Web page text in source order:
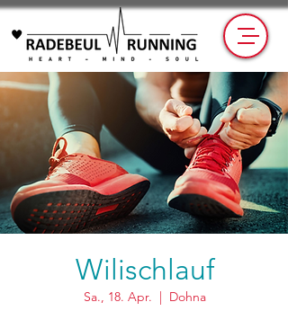
Wilischlauf
Sa., 18. Apr.
  |
Dohna